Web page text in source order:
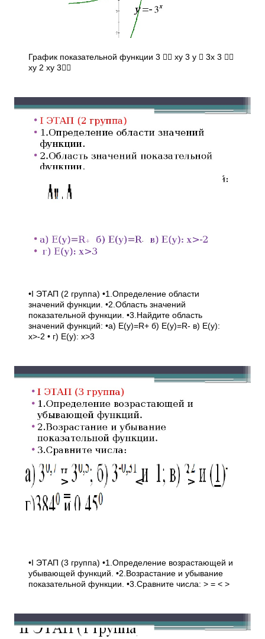
График показательной функции 3  xy 3 y  3x 3 
xy 2 xy 3
•I ЭТАП (2 группа) •1.Определение области
значений функции. •2.Область значений
показательной функции. •3.Найдите область
значений функций: •а) E(y)=R+ б) E(y)=R- в) E(y):
х>-2 • г) E(y): х>3
•I ЭТАП (3 группа) •1.Определение возрастающей и
убывающей функций. •2.Возрастание и убывание
показательной функции. •3.Сравните числа: > = < >